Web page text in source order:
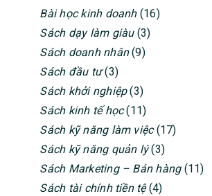
Bài học kinh doanh(16)
Sách dạy làm giàu(3)
Sách doanh nhân(9)
Sách đầu tư(3)
Sách khởi nghiệp(3)
Sách kinh tế học(11)
Sách kỹ năng làm việc(17)
Sách kỹ năng quản lý(3)
Sách Marketing – Bán hàng(11)
Sách tài chính tiền tệ(4)